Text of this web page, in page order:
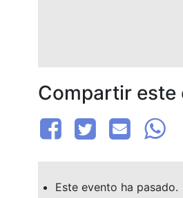
Compartir este
Este evento ha pasado.